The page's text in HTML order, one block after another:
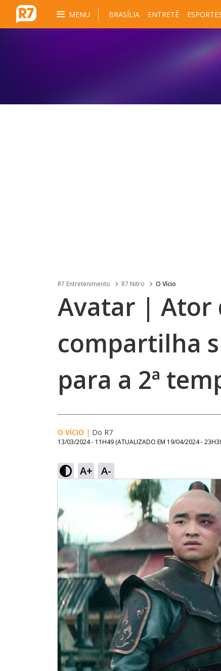
MENU BRASÍLIA ENTRETÊ
R7 Entretenimento R7 Nitro O Vício
Avatar | Ator
compartilha
para a 2ª
O VÍCIO | Do R7
13/03/2024 - 11H49 (ATUALIZADO EM 19/04/2024 -
A+ A-